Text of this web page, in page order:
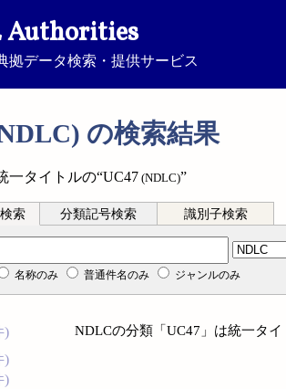
Authorities
拠データ検索・提供サービス
の検索結果
一タイトルの“UC47 (NDLC)”
索 分類記号検索 識別子検索
名称のみ 普通件名のみ ジャンルのみ
)
)
)
NDLCの分類「UC47」は統一タ